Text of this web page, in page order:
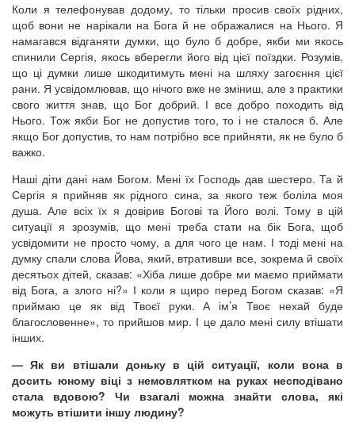
Коли я телефонував додому, то тільки просив своїх рідних,
щоб вони не нарікали на Бога й не ображалися на Нього. Я
намагався відганяти думки, що було б добре, якби ми якось
спинили Сергія, якось вберегли його від цієї поїздки. Розумів,
що ці думки лише шкодитимуть мені на шляху загоєння цієї
рани. Я усвідомлював, що нічого вже не зміниш, але з практики
свого життя знав, що Бог добрий. І все добро походить від
Нього. Тож якби Бог не допустив того, то і не сталося б. Але
якщо Бог допустив, то нам потрібно все прийняти, як не було б
важко.
Наші діти дані нам Богом. Мені їх Господь дав шестеро. Та й
Сергія я прийняв як рідного сина, за якого теж боліла моя
душа. Але всіх їх я довірив Богові та Його волі. Тому в цій
ситуації я зрозумів, що мені треба стати на бік Бога, щоб
усвідомити не просто чому, а для чого це нам. І тоді мені на
думку спали слова Йова, який, втративши все, зокрема й своїх
десятьох дітей, сказав: «Хіба лише добре ми маємо приймати
від Бога, а злого ні?» І коли я щиро перед Богом сказав: «Я
приймаю це як від Твоєї руки. А ім’я Твоє нехай буде
благословенне», то прийшов мир. І це дало мені силу втішати
інших.
— Як ви втішали доньку в цій ситуації, коли вона в
досить юному віці з немовлятком на руках несподівано
стала вдовою? Чи взагалі можна знайти слова, які
можуть втішити іншу людину?